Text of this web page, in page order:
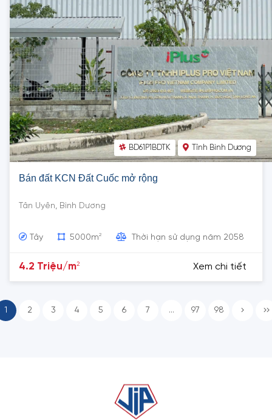
BD61P1BDTK Tỉnh Bình Dương
Bán đất KCN Đất Cuốc mở rộng
Tân Uyên, Bình Dương
Tây 5000m2 Thời hạn sử dụng năm 2058
4.2 Triệu/m2 Xem chi tiết
1 2 3 4 5 6 7 ... 97 98